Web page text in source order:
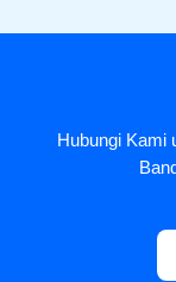
Hubungi Kami